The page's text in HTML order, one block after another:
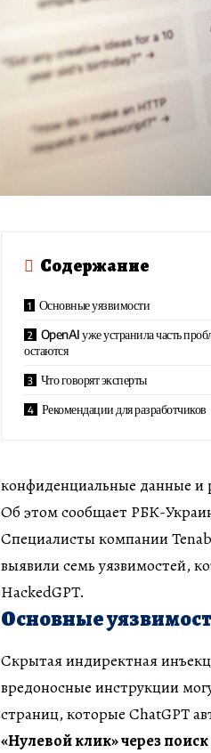
Содержание
Основные уязвимости
OpenAI уже устранила часть
остаются
Что говорят эксперты
Рекомендации для разработчиков
конфиденциальные данные и
Об этом сообщает РБК-
Специалисты компании
выявили семь уязвимостей,
HackedGPT.
Основные
Скрытая индиректная
вредоносные инструкции
страниц, которые ChatGPT
«Нулевой клик» через поиск